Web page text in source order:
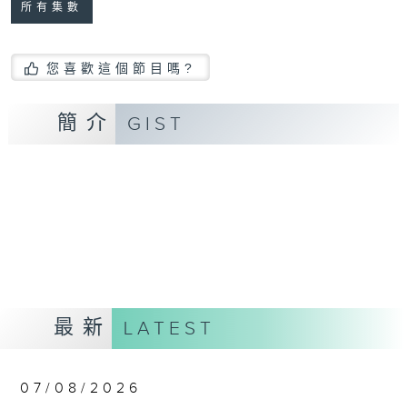
所有集數
您喜歡這個節目嗎?
簡介 GIST
最新 LATEST
07/08/2026